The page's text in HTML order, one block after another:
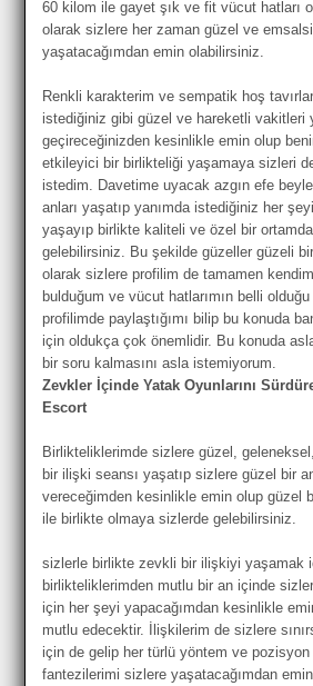
60 kilom ile gayet şık ve fit vücut hatları
olarak sizlere her zaman güzel ve
yaşatacağımdan emin olabilirsiniz.
Renkli karakterim ve sempatik hoş
istediğiniz gibi güzel ve hareketli vakitleri
geçireceğinizden kesinlikle emin olup
etkileyici bir birlikteliği yaşamaya sizleri
istedim. Davetime uyacak azgın efe
anları yaşatıp yanımda istediğiniz her
yaşayıp birlikte kaliteli ve özel bir
gelebilirsiniz. Bu şekilde güzeller güzeli
olarak sizlere profilim de tamamen
bulduğum ve vücut hatlarımın belli
profilimde paylaştığımı bilip bu konuda
için oldukça çok önemlidir. Bu konuda
bir soru kalmasını asla istemiyorum.
Zevkler İçinde Yatak Oyunlarını
Escort
Birlikteliklerimde sizlere güzel,
bir ilişki seansı yaşatıp sizlere güzel bir
vereceğimden kesinlikle emin olup güzel
ile birlikte olmaya sizlerde gelebilirsiniz.
sizlerle birlikte zevkli bir ilişkiyi yaşamak
birlikteliklerimden mutlu bir an içinde
için her şeyi yapacağımdan kesinlikle
mutlu edecektir. İlişkilerim de sizlere
için de gelip her türlü yöntem ve
fantezilerimi sizlere yaşatacağımdan